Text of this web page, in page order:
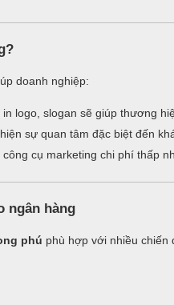
doanh nghiệp:
logo, slogan sẽ giúp thương
sự quan tâm đặc biệt đến
cụ marketing chi phí thấp
ngân hàng
phú phù hợp với nhiều chiến